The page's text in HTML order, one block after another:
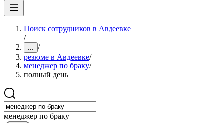
Поиск сотрудников в Авдеевке
/
... /
резюме в Авдеевке/
менеджер по браку/
полный день
менеджер по браку